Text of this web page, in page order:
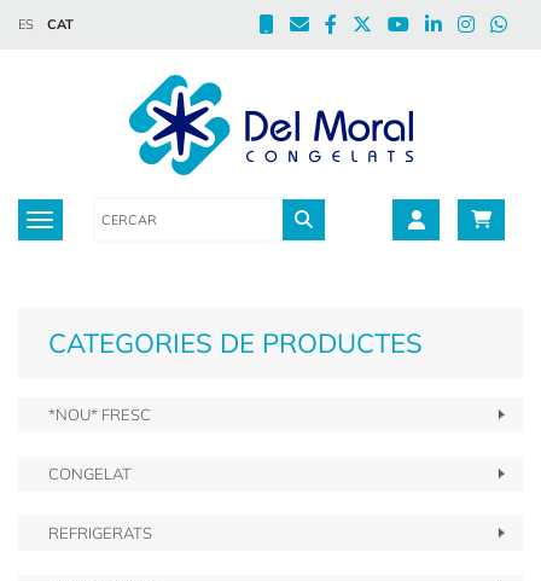
ES CAT
Toggle navigation
CATEGORIES DE PRODUCTES
*NOU* FRESC
CONGELAT
REFRIGERATS